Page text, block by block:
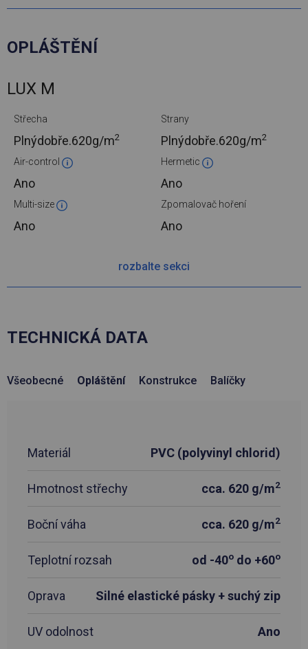
OPLÁŠTĚNÍ
LUX M
Střecha
Plnýdobře.620g/m2
Strany
Plnýdobře.620g/m2
Air-control
Ano
Hermetic
Ano
Multi-size
Ano
Zpomalovač hoření
Ano
rozbalte sekci
TECHNICKÁ DATA
Všeobecné Opláštění Konstrukce Balíčky
Materiál PVC (polyvinyl chlorid)
Hmotnost střechy cca. 620 g/m2
Boční váha cca. 620 g/m2
Teplotní rozsah od -40o do +60o
Oprava Silné elastické pásky + suchý zip
UV odolnost Ano